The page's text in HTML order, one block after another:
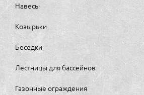
Навесы
Козырьки
Беседки
Лестницы для бассейнов
Газонные ограждения